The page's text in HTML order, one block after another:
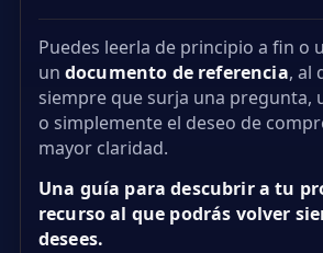
Puedes leerla de principio a fin o
un documento de referencia, al
siempre que surja una pregunta,
o simplemente el deseo de
mayor claridad.
Una guía para descubrir a tu
recurso al que podrás volver
desees.